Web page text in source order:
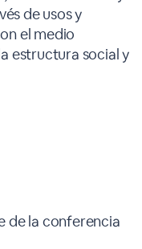
de usos y
el medio
estructura social y
de la conferencia